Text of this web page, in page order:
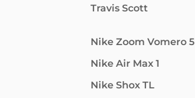
Travis Scott
Nike Zoom Vomero 5
Nike Air Max 1
Nike Shox TL